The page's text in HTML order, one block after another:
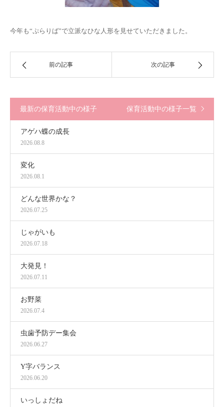
今年も“ぷらりば”で立派なひな人形を見せていただきました。
前の記事 次の記事
最新の保育活動中の様子 保育活動中の様子一覧
アゲハ蝶の成長
2026.08.8
変化
2026.08.1
どんな世界かな？
2026.07.25
じゃがいも
2026.07.18
大発見！
2026.07.11
お野菜
2026.07.4
虫歯予防デー集会
2026.06.27
Y字バランス
2026.06.20
いっしょだね